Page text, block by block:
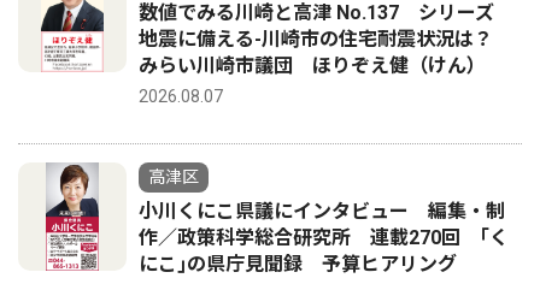
数値でみる川崎と高津 No.137 シリーズ
地震に備える-川崎市の住宅耐震状況は？
みらい川崎市議団 ほりぞえ健（けん）
2026.08.07
高津区
小川くにこ県議にインタビュー 編集・制
作／政策科学総合研究所 連載270回 ｢く
にこ｣の県庁見聞録 予算ヒアリング